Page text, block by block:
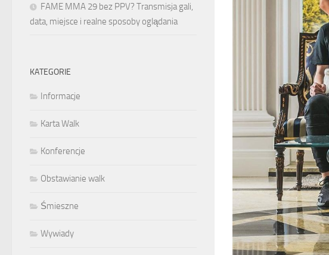
FAME MMA 29 bez PPV? Transmisja gali,
data, miejsce i realne sposoby oglądania
KATEGORIE
Informacje
Karta Walk
Konferencje
Obstawianie walk
Śmieszne
Wywiady